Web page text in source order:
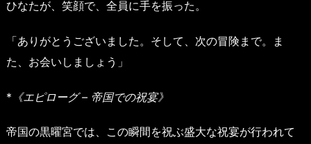
ひなたが、笑顔で、全員に手を振った。
「ありがとうございました。そして、次の冒険まで。ま
た、お会いしましょう」
* 《エピローグ – 帝国での祝宴》
帝国の黒曜宮では、この瞬間を祝ぶ盛大な祝宴が行われて